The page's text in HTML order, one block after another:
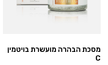
מסכת הבהרה מועשרת בויטמין
C